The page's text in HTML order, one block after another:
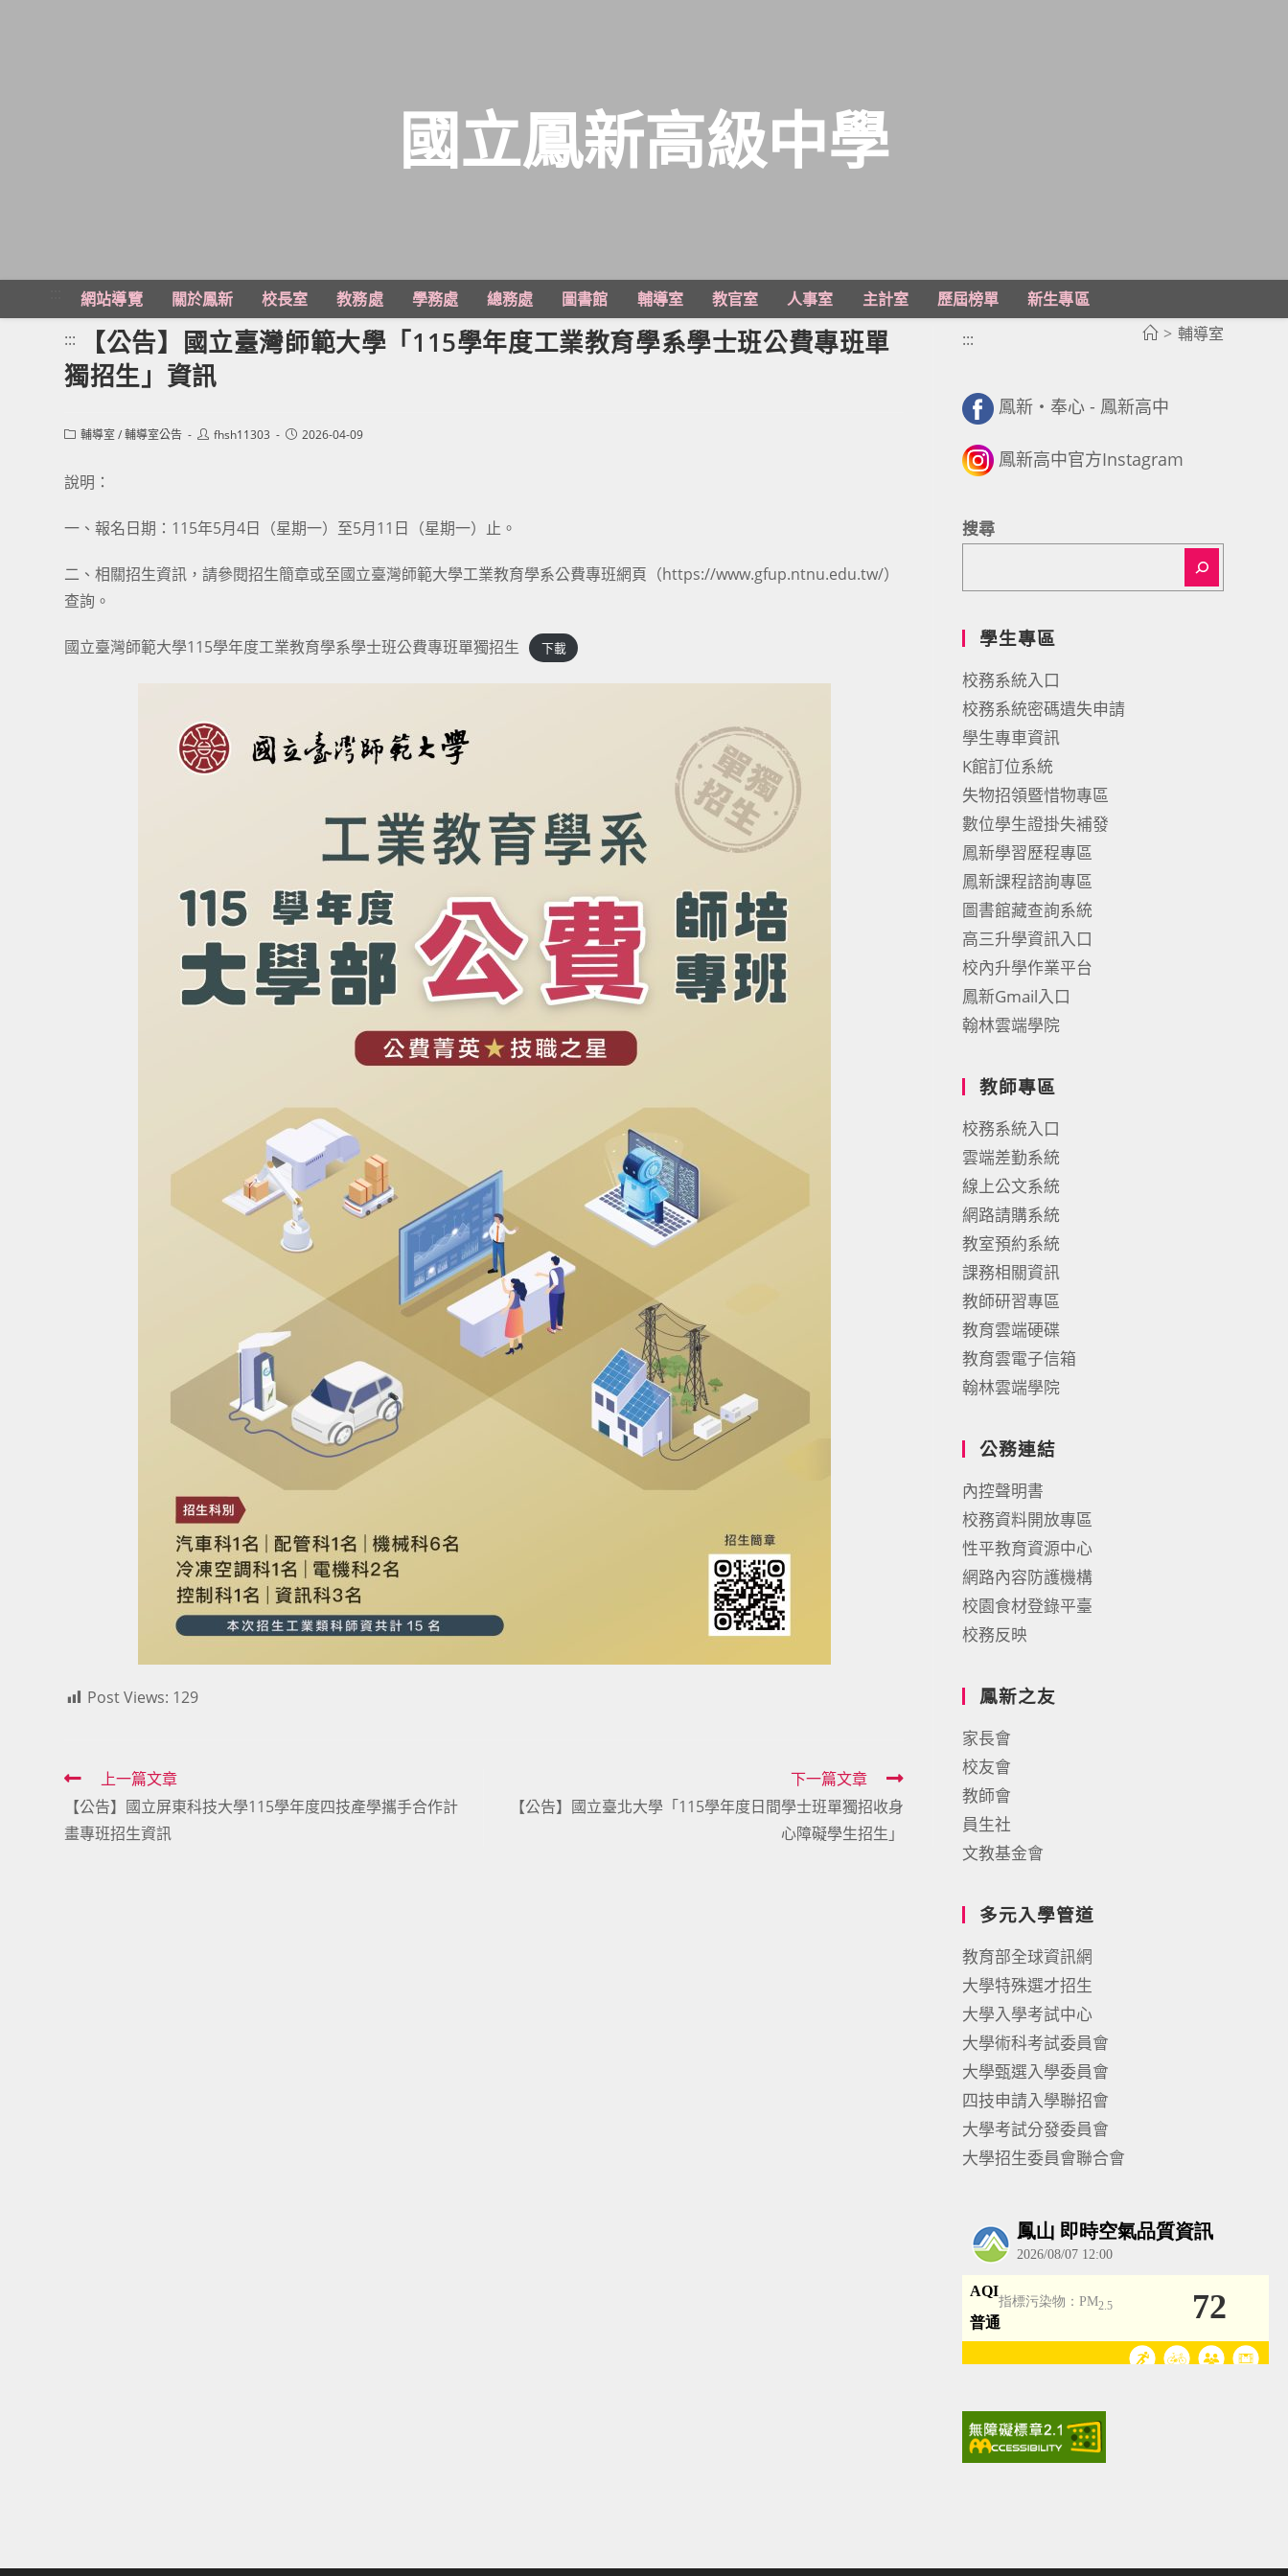
主
國立鳳新高級中學
網站導覽 關於鳳新 校長室 教務處 學務處 總務處 圖書館 輔導室 教官室 人事室 主計室 歷屆榜單
新生專區
> 輔導室
:::
【公告】國立臺灣師範大學「115學年度工業教育學系學士班公費專班單
獨招生」資訊
Post輔導室/輔導室公告
Postfhsh11303
Post2026-04-09
說明：
一、報名日期：115年5月4日（星期一）至5月11日（星期一）止。
二、相關招生資訊，請參閱招生簡章或至國立臺灣師範大學工業教育學系公費專班網頁（https://www.gfup.ntnu.edu.tw/）
查詢。
國立臺灣師範大學115學年度工業教育學系學士班公費專班單獨招生 下載
Post Views: 129
Read
more
articles
上一篇文章
【公告】國立屏東科技大學115學年度四技產學攜手合作計
畫專班招生資訊
下一篇文章
【公告】國立臺北大學「115學年度日間學士班單獨招收身
心障礙學生招生」
:::
鳳新・奉心 - 鳳新高中
鳳新高中官方Instagram
搜尋
學生專區
校務系統入口
校務系統密碼遺失申請
學生專車資訊
K館訂位系統
失物招領暨惜物專區
數位學生證掛失補發
鳳新學習歷程專區
鳳新課程諮詢專區
圖書館藏查詢系統
高三升學資訊入口
校內升學作業平台
鳳新Gmail入口
翰林雲端學院
教師專區
校務系統入口
雲端差勤系統
線上公文系統
網路請購系統
教室預約系統
課務相關資訊
教師研習專區
教育雲端硬碟
教育雲電子信箱
翰林雲端學院
公務連結
內控聲明書
校務資料開放專區
性平教育資源中心
網路內容防護機構
校園食材登錄平臺
校務反映
鳳新之友
家長會
校友會
教師會
員生社
文教基金會
多元入學管道
教育部全球資訊網
大學特殊選才招生
大學入學考試中心
大學術科考試委員會
大學甄選入學委員會
四技申請入學聯招會
大學考試分發委員會
大學招生委員會聯合會